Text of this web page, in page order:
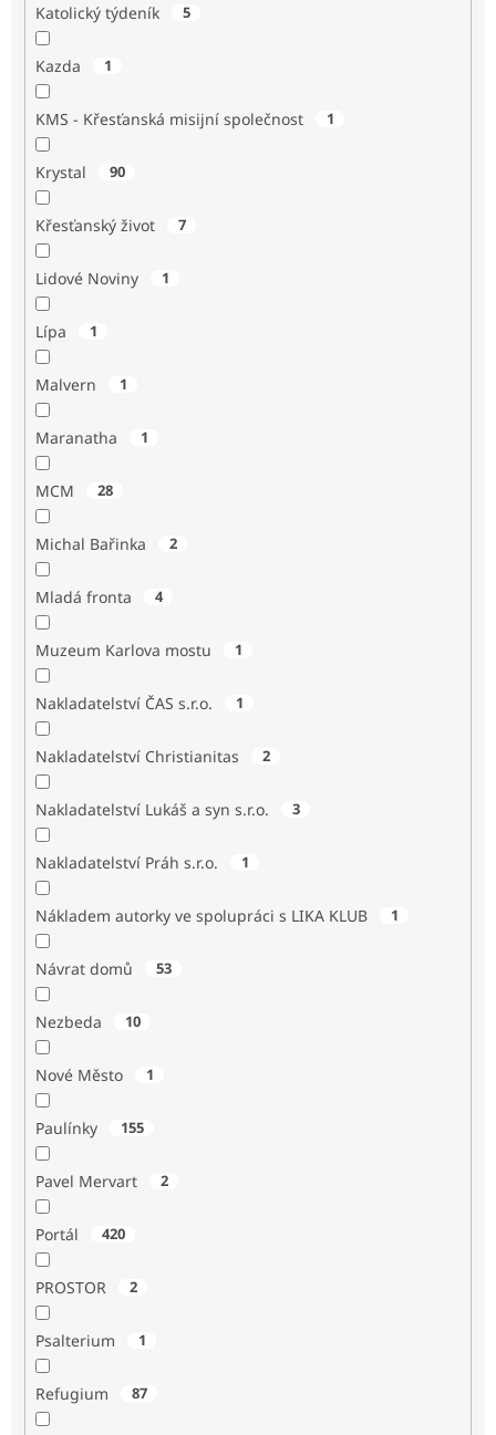
Katolický týdeník 5
Kazda 1
KMS - Křesťanská misijní společnost 1
Krystal 90
Křesťanský život 7
Lidové Noviny 1
Lípa 1
Malvern 1
Maranatha 1
MCM 28
Michal Bařinka 2
Mladá fronta 4
Muzeum Karlova mostu 1
Nakladatelství ČAS s.r.o. 1
Nakladatelství Christianitas 2
Nakladatelství Lukáš a syn s.r.o. 3
Nakladatelství Práh s.r.o. 1
Nákladem autorky ve spolupráci s LIKA KLUB 1
Návrat domů 53
Nezbeda 10
Nové Město 1
Paulínky 155
Pavel Mervart 2
Portál 420
PROSTOR 2
Psalterium 1
Refugium 87